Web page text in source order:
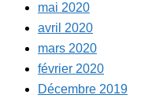
mai 2020
avril 2020
mars 2020
février 2020
Décembre 2019